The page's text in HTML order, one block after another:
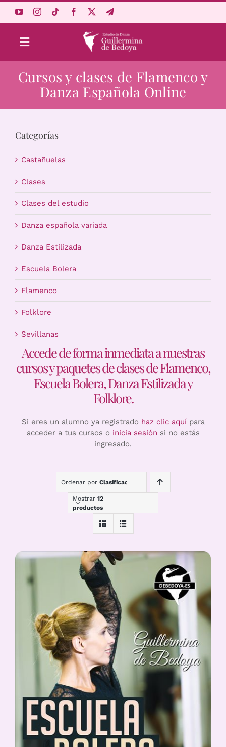
Toggle
Navigation
Aprende Online
Estudio
Carrito
Cursos y clases de Flamenco y
Danza Española Online
Categorías
Castañuelas
Clases
Clases del estudio
Danza española variada
Danza Estilizada
Escuela Bolera
Flamenco
Folklore
Sevillanas
Accede de forma inmediata a nuestras
cursos y paquetes de clases de Flamenco,
Escuela Bolera, Danza Estilizada y
Folklore.
Si eres un alumno ya registrado haz clic aquípara
acceder a tus cursos o inicia sesión si no estás
ingresado.
Ordenar por Clasificación
Mostrar 12
productos